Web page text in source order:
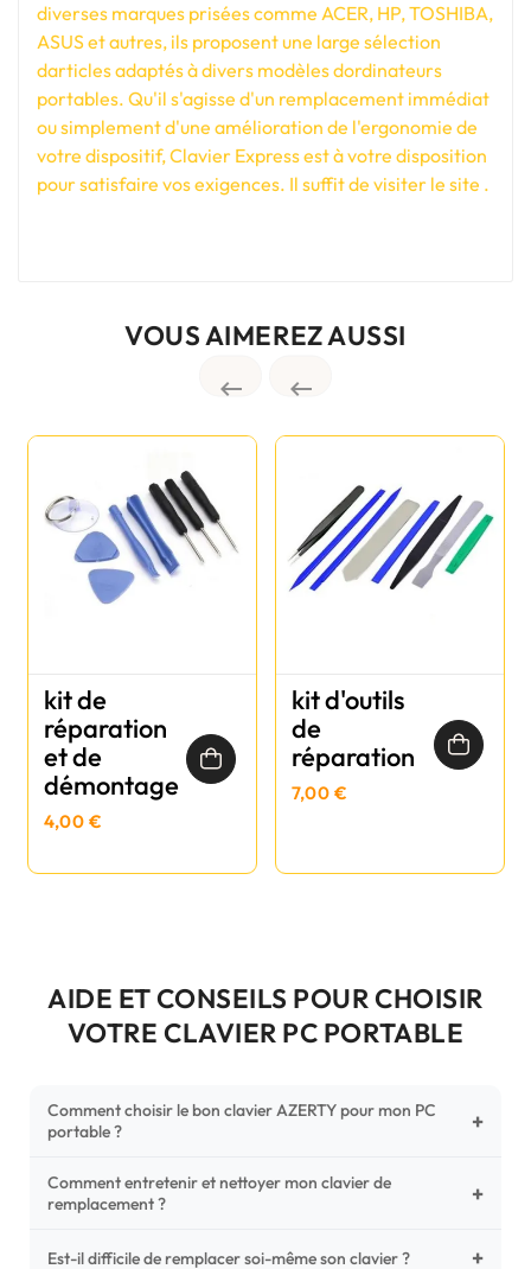
diverses marques prisées comme ACER, HP, TOSHIBA,
ASUS et autres, ils proposent une large sélection
darticles adaptés à divers modèles dordinateurs
portables. Qu'il s'agisse d'un remplacement immédiat
ou simplement d'une amélioration de l'ergonomie de
votre dispositif, Clavier Express est à votre disposition
pour satisfaire vos exigences. Il suffit de visiter le site .
VOUS AIMEREZ AUSSI
 
kit de
réparation
et de
démontage
4,00 €
kit d'outils
de
réparation
7,00 €
AIDE ET CONSEILS POUR CHOISIR
VOTRE CLAVIER PC PORTABLE
Comment choisir le bon clavier AZERTY pour mon PC
portable ?
+
Pour ne pas vous tromper, vérifiez trois points critiques sur
votre clavier d'origine : la disposition (AZERTY Français), la
photos HD) et l'emplacement des fixations (vis ou clips) au
Comment entretenir et nettoyer mon clavier de
remplacement ?
+
Un entretien régulier prolonge la vie de vos touches.
Est-il difficile de remplacer soi-même son clavier ? +